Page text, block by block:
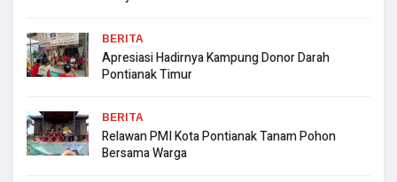
BERITA
Apresiasi Hadirnya Kampung Donor Darah
Pontianak Timur
BERITA
Relawan PMI Kota Pontianak Tanam Pohon
Bersama Warga